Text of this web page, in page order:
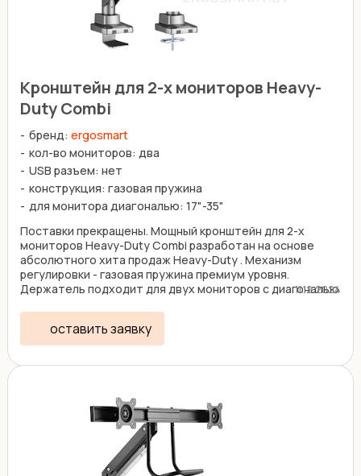
Кронштейн для 2-х мониторов Heavy-
Duty Combi
бренд: ergosmart
кол-во мониторов: два
USB разъем: нет
конструкция: газовая пружина
для монитора диагональю: 17"-35"
Поставки прекращены. Мощный кронштейн для 2-х
мониторов Heavy-Duty Combi разработан на основе
абсолютного хита продаж Heavy-Duty . Механизм
регулировки - газовая пружина премиум уровня.
Держатель подходит для двух мониторов с диагональю
11.12.2024
оставить заявку